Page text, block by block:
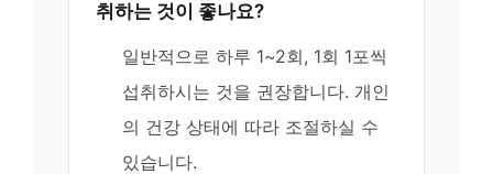
취하는 것이 좋나요?
일반적으로 하루 1~2회, 1회 1포씩
섭취하시는 것을 권장합니다. 개인
의 건강 상태에 따라 조절하실 수
있습니다.